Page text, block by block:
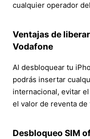
cualquier operador
Ventajas de
Vodafone
Al desbloquear tu
podrás insertar
internacional, evitar
el valor de reventa
Desbloqueo SIM